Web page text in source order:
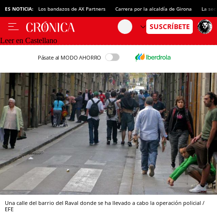
ES NOTICIA: Los bandazos de AX Partners Carrera por la alcaldía de Girona La
Leer en Castellano
Pásate al MODO AHORRO
Una calle del barrio del Raval donde se ha llevado a cabo la operación policial /
EFE